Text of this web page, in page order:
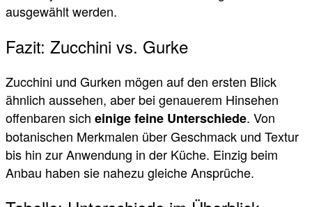
ausgewählt werden.
Fazit: Zucchini vs. Gurke
Zucchini und Gurken mögen auf den ersten Blick
ähnlich aussehen, aber bei genauerem Hinsehen
offenbaren sich einige feine Unterschiede. Von
botanischen Merkmalen über Geschmack und Textur
bis hin zur Anwendung in der Küche. Einzig beim
Anbau haben sie nahezu gleiche Ansprüche.